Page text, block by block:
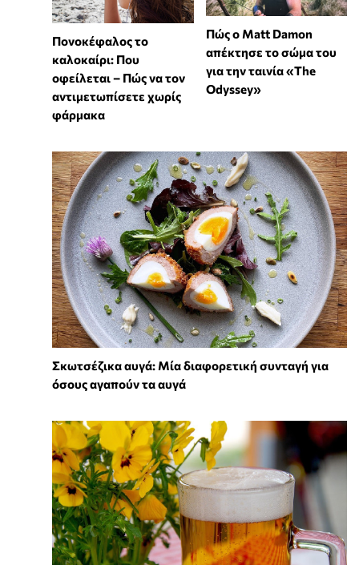
Πονοκέφαλος το
καλοκαίρι: Που
οφείλεται – Πώς να τον
αντιμετωπίσετε χωρίς
φάρμακα
Πώς ο Matt Damon
απέκτησε το σώμα του
για την ταινία «The
Odyssey»
Σκωτσέζικα αυγά: Μία διαφορετική συνταγή για
όσους αγαπούν τα αυγά